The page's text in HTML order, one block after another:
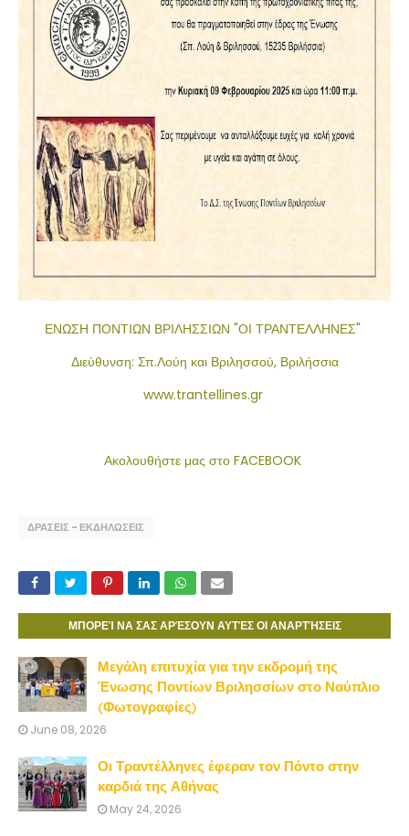
ΕΝΩΣΗ ΠΟΝΤΙΩΝ ΒΡΙΛΗΣΣΙΩΝ "ΟΙ ΤΡΑΝΤΕΛΛΗΝΕΣ"
Διεύθυνση: Σπ.Λούη και Βριλησσού, Βριλήσσια
www.trantellines.gr
Ακολουθήστε μας στο FACEBOOK
ΔΡΑΣΕΙΣ - ΕΚΔΗΛΩΣΕΙΣ
ΜΠΟΡΕΊ ΝΑ ΣΑΣ ΑΡΈΣΟΥΝ ΑΥΤΈΣ ΟΙ ΑΝΑΡΤΉΣΕΙΣ
Μεγάλη επιτυχία για την εκδρομή της
Ένωσης Ποντίων Βριλησσίων στο Ναύπλιο
(Φωτογραφίες)
June 08, 2026
Οι Τραντέλληνες έφεραν τον Πόντο στην
καρδιά της Αθήνας
May 24, 2026